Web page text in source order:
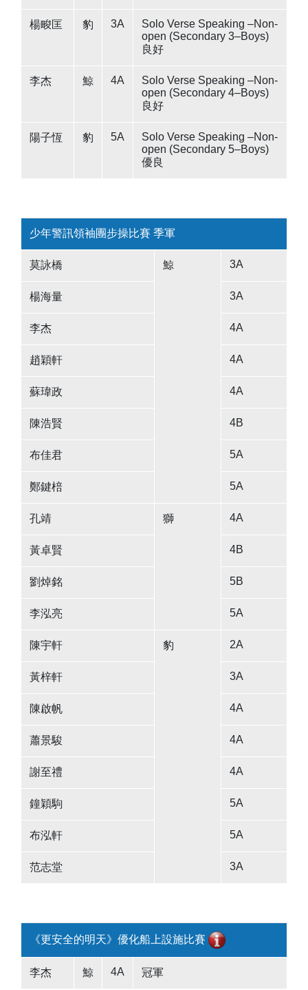
楊畯匡 豹 3A
Solo Verse Speaking –Non-
open (Secondary 3–Boys)
良好
李杰 鯨 4A
Solo Verse Speaking –Non-
open (Secondary 4–Boys)
良好
陽子恆 豹 5A
Solo Verse Speaking –Non-
open (Secondary 5–Boys)
優良
少年警訊領袖團步操比賽 季軍
莫詠橋 鯨 3A
楊海量 3A
李杰 4A
趙穎軒 4A
蘇瑋政 4A
陳浩賢 4B
布佳君 5A
鄭鍵棓 5A
孔靖 獅 4A
黃卓賢 4B
劉焯銘 5B
李泓亮 5A
陳宇軒 豹 2A
黃梓軒 3A
陳啟帆 4A
蕭景駿 4A
謝至禮 4A
鐘穎駒 5A
布泓軒 5A
范志堂 3A
《更安全的明天》優化船上設施比賽
李杰 鯨 4A 冠軍